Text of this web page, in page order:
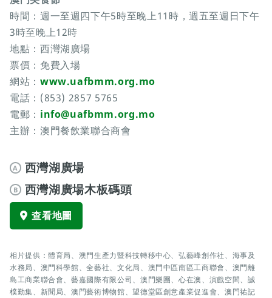
時間：週一至週四下午5時至晚上11時，週五至週日下午
3時至晚上12時
地點：西灣湖廣場
票價：免費入場
網站： www.uafbmm.org.mo
電話：(853) 2857 5765
電郵： info@uafbmm.org.mo
主辦：澳門餐飲業聯合商會
A 西灣湖廣場
B 西灣湖廣場木板碼頭
查看地圖
相片提供：體育局、澳門生產力暨科技轉移中心、弘藝峰創作社、海事及
水務局、澳門科學館、全藝社、文化局、澳門中區南區工商聯會、澳門離
島工商業聯合會、藝嘉國際有限公司、澳門樂團、心在澳、演戲空間、誠
樸勤集、新聞局、澳門藝術博物館、望德堂區創意產業促進會、澳門祐記